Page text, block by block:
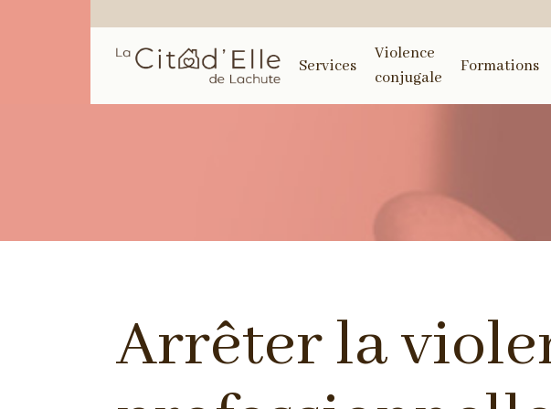
Services
Violence
conjugale
Formations
Arrêter la